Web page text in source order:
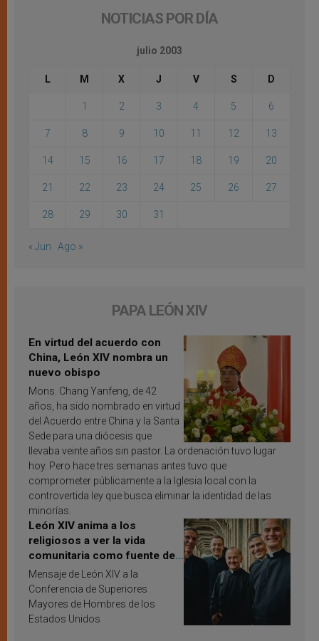
NOTICIAS POR DÍA
julio 2003
L M X J V S D
1 2 3 4 5 6
7 8 9 10 11 12 13
14 15 16 17 18 19 20
21 22 23 24 25 26 27
28 29 30 31
« Jun Ago »
PAPA LEÓN XIV
En virtud del acuerdo con
China, León XIV nombra un
nuevo obispo
Mons. Chang Yanfeng, de 42
años, ha sido nombrado en virtud
del Acuerdo entre China y la Santa
Sede para una diócesis que
llevaba veinte años sin pastor. La ordenación tuvo lugar
hoy. Pero hace tres semanas antes tuvo que
comprometer públicamente a la Iglesia local con la
controvertida ley que busca eliminar la identidad de las
minorías.
León XIV anima a los
religiosos a ver la vida
comunitaria como fuente de
inspiración y santificación
Mensaje de León XIV a la
Conferencia de Superiores
Mayores de Hombres de los
Estados Unidos